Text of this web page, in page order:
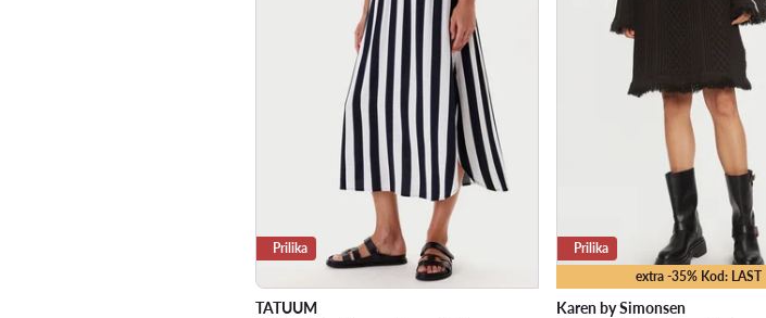
Prilika
TATUUM
extra -35% Kod: LAST
Prilika
Karen by Simonsen